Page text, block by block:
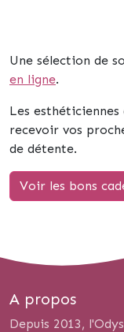
Une sélection de
en ligne.
Les
recevoir vos
de détente.
Voir les bons
A propos
Depuis 2013,